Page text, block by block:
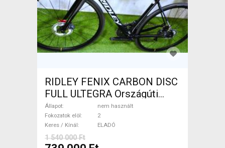
RIDLEY FENIX CARBON DISC
FULL ULTEGRA Országúti
tárcsafék nem használt
ELADÓ
Állapot
nem használt
Fokozatok elöl
2
Keres / Kínál
ELADÓ
1 540 000 Ft